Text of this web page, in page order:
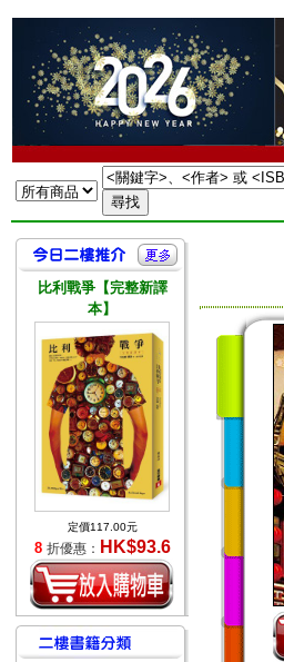
比利戰爭【完整新譯
本】
定價117.00元
8 折優惠： HK$93.6